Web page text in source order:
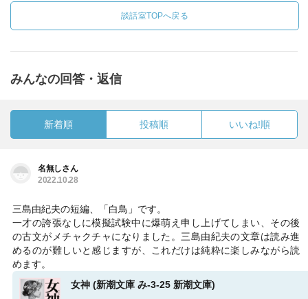
談話室TOPへ戻る
みんなの回答・返信
新着順 投稿順 いいね!順
名無しさん
2022.10.28
三島由紀夫の短編、「白鳥」です。
一才の誇張なしに模擬試験中に爆萌え申し上げてしまい、その後
の古文がメチャクチャになりました。三島由紀夫の文章は読み進
めるのが難しいと感じますが、これだけは純粋に楽しみながら読
めます。
女神 (新潮文庫 み-3-25 新潮文庫)